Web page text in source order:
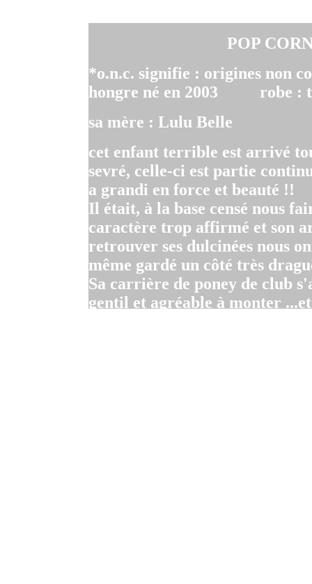
POP
*o.n.c. signifie : origines non
hongre né en 2003 robe :
sa mère : Lulu Belle
cet enfant terrible est arrivé
sevré, celle-ci est partie
a grandi en force et beauté !!
Il était, à la base censé nous
caractère trop affirmé et son
retrouver ses dulcinées nous
même gardé un côté très
Sa carrière de poney de club
gentil et agréable à monter